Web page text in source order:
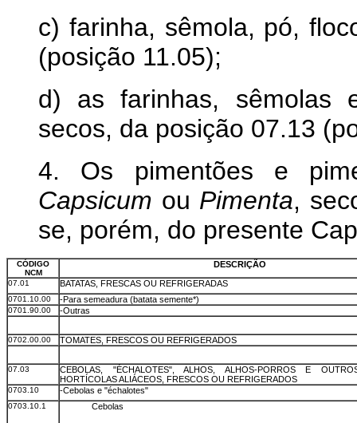
c) farinha, sêmola, pó,
(posição 11.05);
d) as farinhas, sêmolas
secos, da posição 07.13
4. Os pimentões e
Capsicum ou Pimenta,
se, porém, do presente
CÓDIGO
NCM
DESCRIÇÃO
07.01 BATATAS, FRESCAS OU REFRIGERADAS
0701.10.00 -Para semeadura (batata semente*)
0701.90.00 -Outras
0702.00.00 TOMATES, FRESCOS OU REFRIGERADOS
07.03
CEBOLAS, "ÉCHALOTES", ALHOS, ALHOS-PORROS E
HORTÍCOLAS ALIÁCEOS, FRESCOS OU REFRIGERADOS
0703.10 -Cebolas e "échalotes"
0703.10.1 Cebolas